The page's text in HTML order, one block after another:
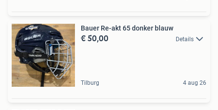
Bauer Re-akt 65 donker blauw
€ 50,00 Details
Tilburg 4 aug 26